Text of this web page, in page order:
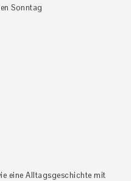
Sonntag
eine Alltagsgeschichte mit